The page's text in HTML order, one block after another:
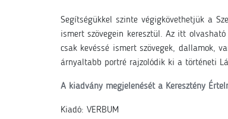
Segítségükkel szinte végigkövethetjük a
ismert szövegein keresztül. Az itt
csak kevéssé ismert szövegek, dallamok,
árnyaltabb portré rajzolódik ki a történeti
A kiadvány megjelenését a Keresztény
Kiadó: VERBUM